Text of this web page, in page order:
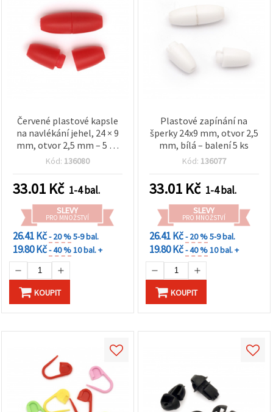
Červené plastové kapsle
na navlékání jehel, 24 × 9
mm, otvor 2,5 mm – 5 ks
(šicí pomůcka)
Kód: 136080
33.01 Kč 1-4 bal.
SLEVY
PRO MNOŽSTVÍ
26.41 Kč- 20 %5-9 bal.
19.80 Kč- 40 %10 bal. +
KOUPIT
Plastové zapínání na
šperky 24x9 mm, otvor 2,5
mm, bílá – balení 5 ks
Kód: 136077
33.01 Kč 1-4 bal.
SLEVY
PRO MNOŽSTVÍ
26.41 Kč- 20 %5-9 bal.
19.80 Kč- 40 %10 bal. +
KOUPIT